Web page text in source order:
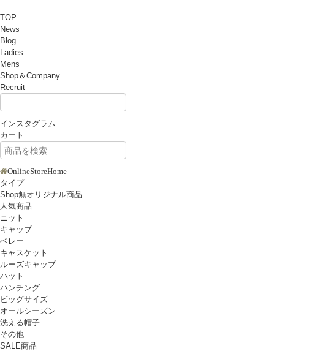
TOP
News
Blog
Ladies
Mens
Shop＆Company
Recruit
インスタグラム
カート
OnlineStoreHome
タイプ
Shop無オリジナル商品
人気商品
ニット
キャップ
ベレー
キャスケット
ルーズキャップ
ハット
ハンチング
ビッグサイズ
オールシーズン
洗える帽子
その他
SALE商品